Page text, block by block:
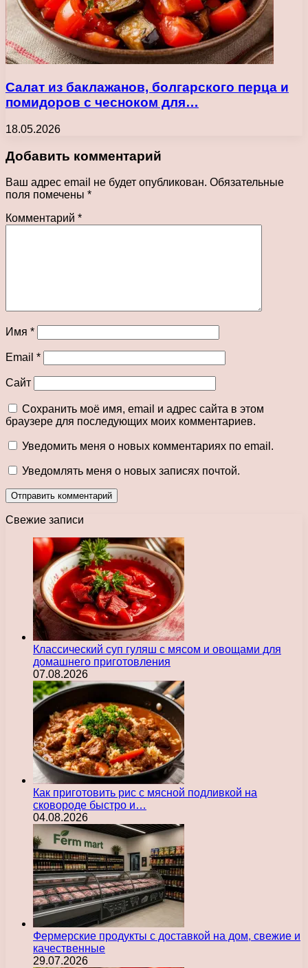
Салат из баклажанов, болгарского перца и
помидоров с чесноком для…
18.05.2026
Добавить комментарий
Ваш адрес email не будет опубликован. Обязательные
поля помечены *
Комментарий *
Имя *
Email *
Сайт
Сохранить моё имя, email и адрес сайта в этом
браузере для последующих моих комментариев.
Уведомить меня о новых комментариях по email.
Уведомлять меня о новых записях почтой.
Свежие записи
Классический суп гуляш с мясом и овощами для
домашнего приготовления
07.08.2026
Как приготовить рис с мясной подливкой на
сковороде быстро и…
04.08.2026
Фермерские продукты с доставкой на дом, свежие и
качественные
29.07.2026